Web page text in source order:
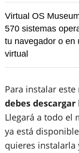
Virtual OS
570 sistemas
tu navegador o en
virtual
Para instalar
debes
Llegará a todo el
ya está
quieres instalarla